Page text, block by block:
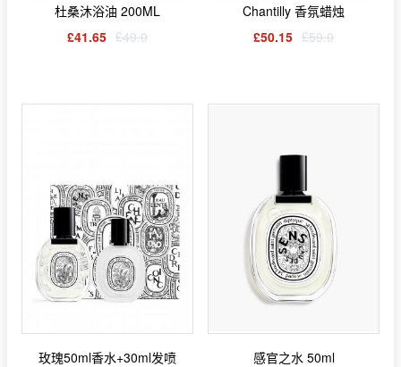
杜桑沐浴油 200ML
£41.65 £49.0
Chantilly 香氛蜡烛
£50.15 £59.0
玫瑰50ml香水+30ml发喷
感官之水 50ml